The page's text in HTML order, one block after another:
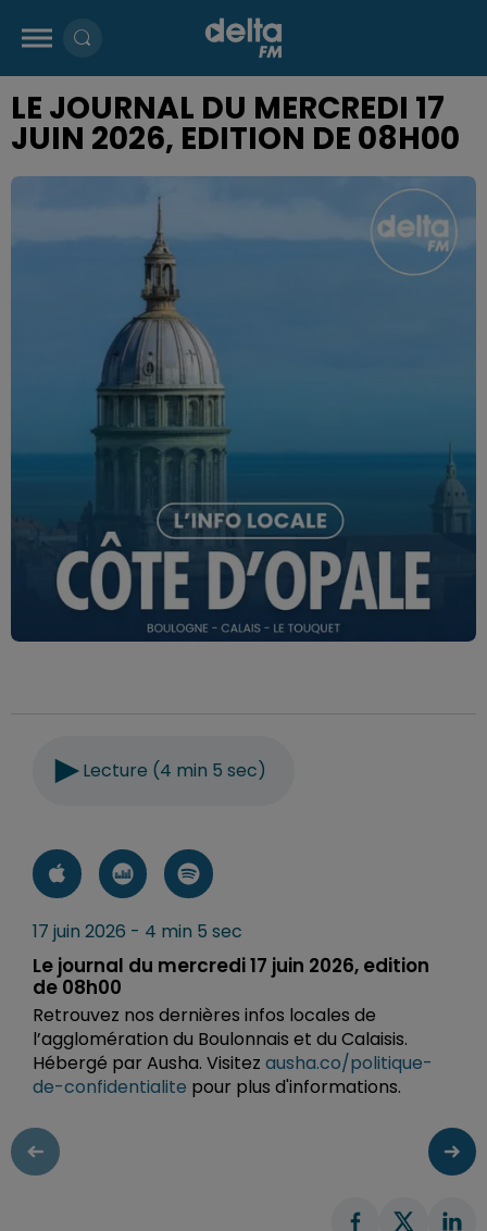
LE JOURNAL DU MERCREDI 17
JUIN 2026, EDITION DE 08H00
Lecture (4 min 5 sec)
17 juin 2026 - 4 min 5 sec
Le journal du mercredi 17 juin 2026, edition
de 08h00
Retrouvez nos dernières infos locales de
l’agglomération du Boulonnais et du Calaisis.
Hébergé par Ausha. Visitez ausha.co/politique-
de-confidentialite pour plus d'informations.